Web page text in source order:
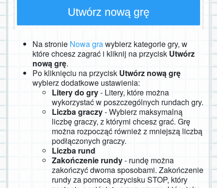
Na stronie Nowa grawybierz kategorie gry, w
które chcesz zagrać i kliknij na przycisk Utwórz
nową grę.
Po kliknięciu na przycisk Utwórz nową grę
wybierz dodatkowe ustawienia:
Litery do gry- Litery, które można
wykorzystać w poszczególnych rundach gry.
Liczba graczy- Wybierz maksymalną
liczbę graczy, z którymi chcesz grać. Grę
można rozpocząć również z mniejszą liczbą
podłączonych graczy.
Liczba rund
Zakończenie rundy- rundę można
zakończyć dwoma sposobami. Zakończenie
rundy za pomocą przycisku STOP, który